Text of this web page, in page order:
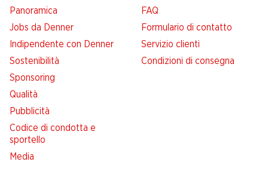
Panoramica
Jobs da Denner
Indipendente con Denner
Sostenibilità
Sponsoring
Qualità
Pubblicità
Codice di condotta e
sportello
Media
FAQ
Formulario di contatto
Servizio clienti
Condizioni di consegna